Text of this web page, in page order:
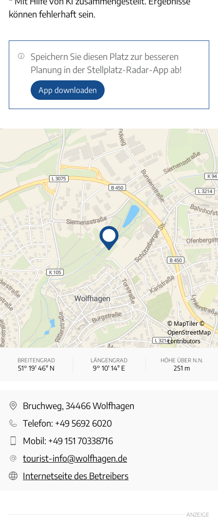
können fehlerhaft sein.
Speichern Sie diesen Platz zur besseren
Planung in der Stellplatz-Radar-App ab!
App downloaden
© MapTiler©
OpenStreetMap
contributors
BREITENGRAD
51° 19′ 46″ N
LÄNGENGRAD
9° 10′ 14″ E
HÖHE ÜBER N.N.
251 m
Bruchweg, 34466 Wolfhagen
Telefon: +49 5692 6020
Mobil: +49 151 70338716
tourist-info@wolfhagen.de
Internetseite des Betreibers
ANZEIGE